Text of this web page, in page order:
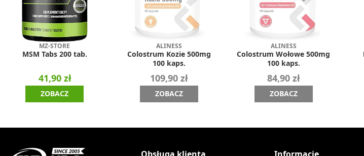
MZ-STORE
MSM Tabs 200 tab.
41,90 zł
ZOBACZ
ALINESS
Colostrum Kozie 500mg
100 kaps.
109,90 zł
ZOBACZ
ALINESS
Colostrum Wołowe 500mg
100 kaps.
84,90 zł
ZOBACZ
Obsługa klienta Informacje